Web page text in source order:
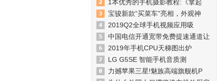
1本优秀的手机摄影教程:《拿起
宝骏新款“买菜车”亮相，外观神
2019Q2全球手机视频应用吸
中国电信开通宽带免费提速通道让
2019年手机CPU天梯图出炉
LG G5SE 智能手机音质测
力撼苹果三星!魅族高端旗舰机P